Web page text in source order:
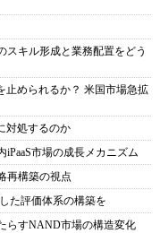
キル形成と業務配置をどう
止められるか？ 米国市場急拡
対処するのか
市場の成長メカニズム
再構築の視点
た評価体系の構築を
らすNAND市場の構造変化